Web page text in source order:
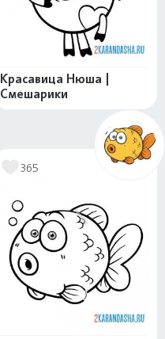
Красавица Нюша |
Смешарики
365